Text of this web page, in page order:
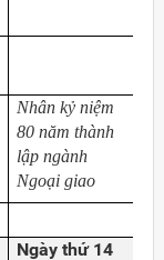
Nhân kỷ niệm
80 năm thành
lập ngành
Ngoại giao
Ngày thứ 14